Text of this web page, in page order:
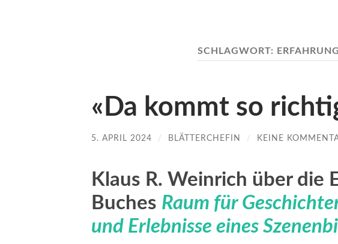
SCHLAGWORT:
«Da kommt so
5. APRIL 2024 / BLÄTTERCHEFIN / KEINE
Klaus R. Weinrich über die
Buches Raum für
und Erlebnisse eines